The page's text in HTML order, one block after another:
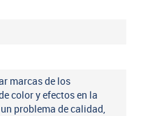
marcas de los
color y efectos en la
problema de calidad,